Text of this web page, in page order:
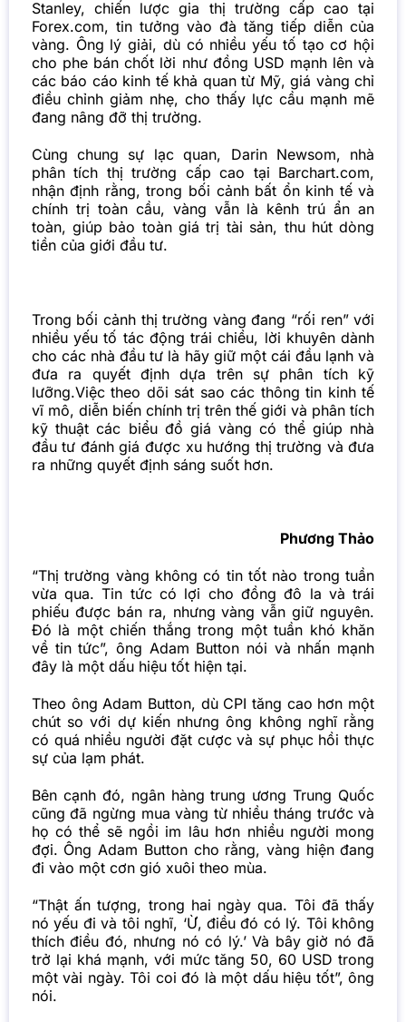
Stanley, chiến lược gia thị trường cấp cao tại
Forex.com, tin tưởng vào đà tăng tiếp diễn của
vàng. Ông lý giải, dù có nhiều yếu tố tạo cơ hội
cho phe bán chốt lời như đồng USD mạnh lên và
các báo cáo kinh tế khả quan từ Mỹ, giá vàng chỉ
điều chỉnh giảm nhẹ, cho thấy lực cầu mạnh mẽ
đang nâng đỡ thị trường.
Cùng chung sự lạc quan, Darin Newsom, nhà
phân tích thị trường cấp cao tại Barchart.com,
nhận định rằng, trong bối cảnh bất ổn kinh tế và
chính trị toàn cầu, vàng vẫn là kênh trú ẩn an
toàn, giúp bảo toàn giá trị tài sản, thu hút dòng
tiền của giới đầu tư.
Trong bối cảnh thị trường vàng đang “rối ren” với
nhiều yếu tố tác động trái chiều, lời khuyên dành
cho các nhà đầu tư là hãy giữ một cái đầu lạnh và
đưa ra quyết định dựa trên sự phân tích kỹ
lưỡng.Việc theo dõi sát sao các thông tin kinh tế
vĩ mô, diễn biến chính trị trên thế giới và phân tích
kỹ thuật các biểu đồ giá vàng có thể giúp nhà
đầu tư đánh giá được xu hướng thị trường và đưa
ra những quyết định sáng suốt hơn.
Phương Thảo
“Thị trường vàng không có tin tốt nào trong tuần
vừa qua. Tin tức có lợi cho đồng đô la và trái
phiếu được bán ra, nhưng vàng vẫn giữ nguyên.
Đó là một chiến thắng trong một tuần khó khăn
về tin tức”, ông Adam Button nói và nhấn mạnh
đây là một dấu hiệu tốt hiện tại.
Theo ông Adam Button, dù CPI tăng cao hơn một
chút so với dự kiến nhưng ông không nghĩ rằng
có quá nhiều người đặt cược và sự phục hồi thực
sự của lạm phát.
Bên cạnh đó, ngân hàng trung ương Trung Quốc
cũng đã ngừng mua vàng từ nhiều tháng trước và
họ có thể sẽ ngồi im lâu hơn nhiều người mong
đợi. Ông Adam Button cho rằng, vàng hiện đang
đi vào một cơn gió xuôi theo mùa.
“Thật ấn tượng, trong hai ngày qua. Tôi đã thấy
nó yếu đi và tôi nghĩ, ‘Ừ, điều đó có lý. Tôi không
thích điều đó, nhưng nó có lý.’ Và bây giờ nó đã
trở lại khá mạnh, với mức tăng 50, 60 USD trong
một vài ngày. Tôi coi đó là một dấu hiệu tốt”, ông
nói.